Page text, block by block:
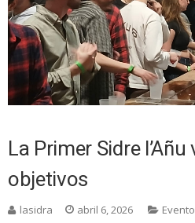
La Primer Sidre
objetivos
lasidra abril 6, 2026